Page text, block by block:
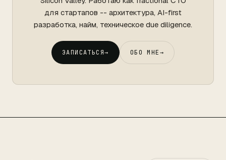
для стартапов -- архитектура, AI-first
разработка, найм, техническое due diligence.
ЗАПИСАТЬСЯ→ ОБО МНЕ→